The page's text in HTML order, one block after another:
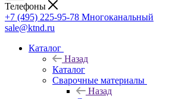
Телефоны
+7 (495) 225-95-78 Многоканальный
sale@ktnd.ru
Каталог
Назад
Каталог
Сварочные материалы
Назад